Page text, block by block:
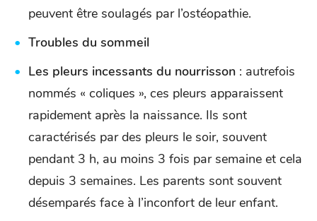
peuvent être soulagés par l’ostéopathie.
Troubles du sommeil
Les pleurs incessants du nourrisson : autrefois
nommés « coliques », ces pleurs apparaissent
rapidement après la naissance. Ils sont
caractérisés par des pleurs le soir, souvent
pendant 3 h, au moins 3 fois par semaine et cela
depuis 3 semaines. Les parents sont souvent
désemparés face à l’inconfort de leur enfant.